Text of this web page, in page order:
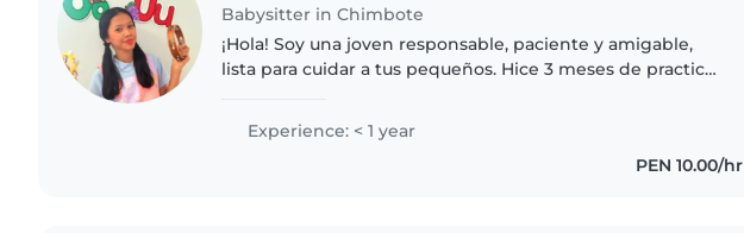
Babysitter in Chimbote
¡Hola! Soy una joven responsable, paciente y amigable,
lista para cuidar a tus pequeños. Hice 3 meses de practicas
bb desde..
Experience: < 1 year
PEN 10.00/hr